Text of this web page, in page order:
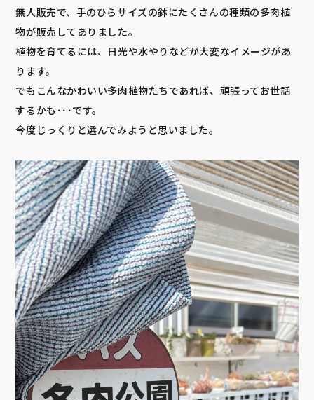
無人販売で、手のひらサイズの鉢にたくさんの種類の多肉植
物が販売してありました。
植物を育てるには、日光や水やりなどが大変なイメージがあ
ります。
でもこんなかわいい多肉植物たちであれば、頑張ってお世話
するかも･･･です。
今度じっくりと選んでみようと思いました。